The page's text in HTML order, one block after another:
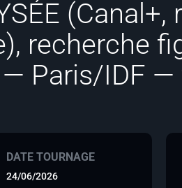
(Canal+,
recherche
Paris/IDF —
DATE TOURNAGE
24/06/2026